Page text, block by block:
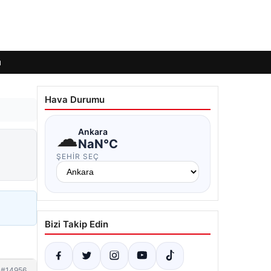
Hava Durumu
☁Ankara
NaN°C
ŞEHIR SEÇ
Bizi Takip Edin